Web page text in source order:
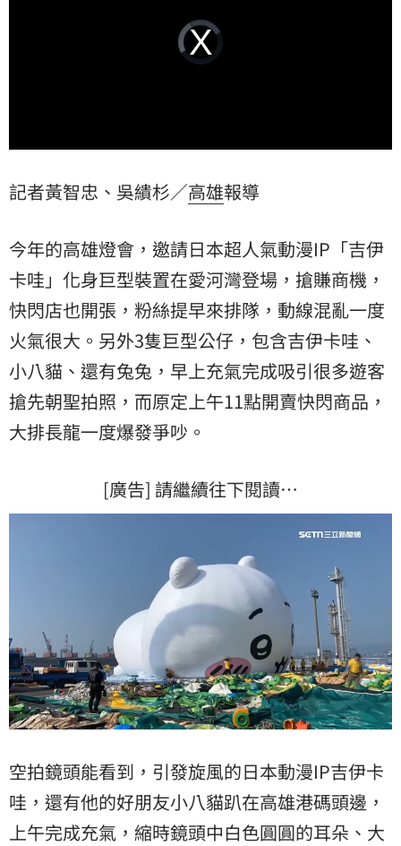
Video
Player
is
loading.
記者黃智忠、吳繢杉／高雄報導
今年的高雄燈會，邀請日本超人氣動漫IP「吉伊
卡哇 」化身巨型裝置在愛河灣登場，搶賺商機，
快閃店也開張，粉絲提早來排隊，動線混亂一度
火氣很大。另外3隻巨型公仔，包含吉伊卡哇、
小八貓、還有兔兔，早上充氣完成吸引很多遊客
搶先朝聖拍照，而原定上午11點開賣快閃商品，
大排長龍一度爆發爭吵。
[廣告] 請繼續往下閱讀…
空拍鏡頭能看到，引發旋風的日本動漫IP吉伊卡
哇，還有他的好朋友小八貓趴在高雄港碼頭邊，
上午完成充氣，縮時鏡頭中白色圓圓的耳朵、大